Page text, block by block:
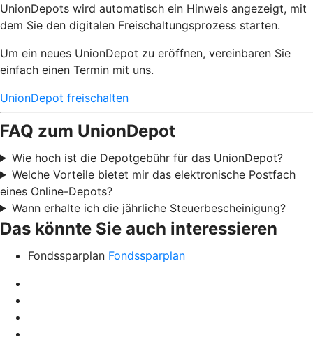
UnionDepots wird automatisch ein Hinweis angezeigt, mit
dem Sie den digitalen Freischaltungsprozess starten.
Um ein neues UnionDepot zu eröffnen, vereinbaren Sie
einfach einen Termin mit uns.
UnionDepot freischalten
FAQ zum UnionDepot
Wie hoch ist die Depotgebühr für das UnionDepot?
Welche Vorteile bietet mir das elektronische Postfach
eines Online-Depots?
Wann erhalte ich die jährliche Steuerbescheinigung?
Das könnte Sie auch interessieren
Fondssparplan Fondssparplan